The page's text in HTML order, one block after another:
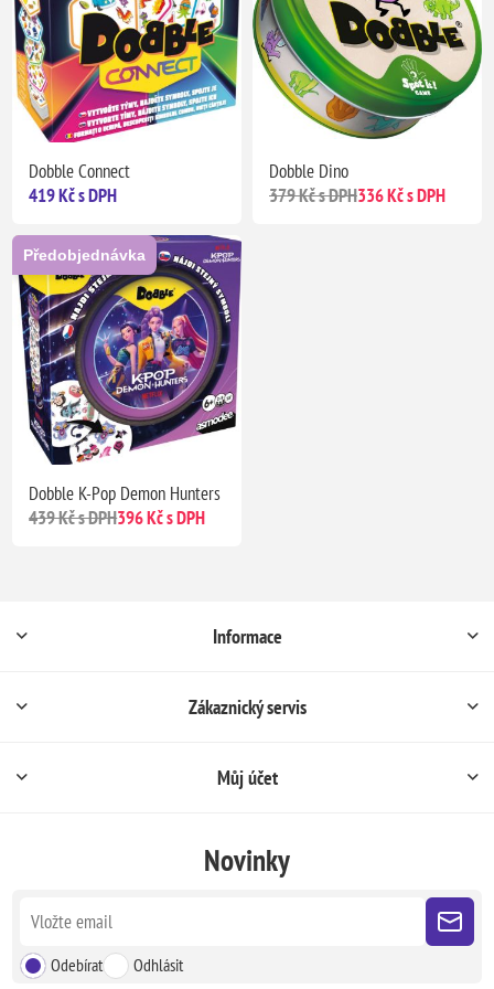
Dobble Connect
419 Kč s DPH
Dobble Dino
379 Kč s DPH336 Kč s DPH
Předobjednávka
Dobble K-Pop Demon Hunters
439 Kč s DPH396 Kč s DPH
Informace
Zákaznický servis
Můj účet
Novinky
Odebírat Odhlásit